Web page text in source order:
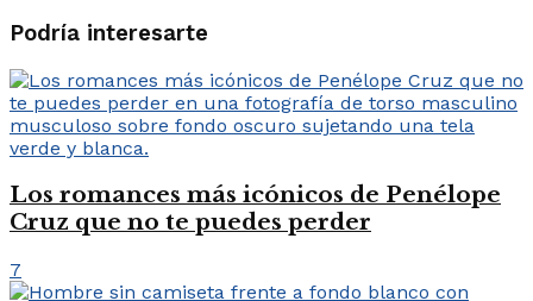
Podría interesarte
Los romances más icónicos de Penélope
Cruz que no te puedes perder
7